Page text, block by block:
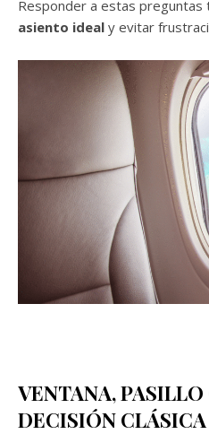
Responder a estas preguntas
asiento ideal y evitar
VENTANA,
DECISIÓN CLÁSICA